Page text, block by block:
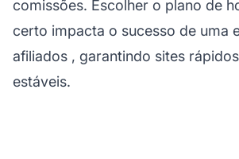
comissões. Escolher o plano de
certo impacta o sucesso de uma
afiliados , garantindo sites
estáveis.